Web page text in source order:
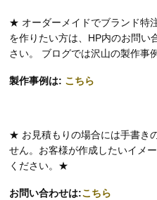
★ オーダーメイドでブランド特
を作りたい方は、HP内のお問い
さい。 ブログでは沢山の製作事
製作事例は: こちら
★ お見積もりの場合には手書き
せん。お客様が作成したいイメ
ください。★
お問い合わせは:こちら